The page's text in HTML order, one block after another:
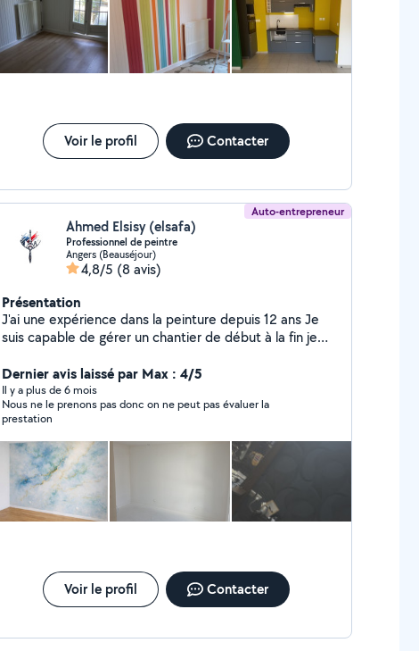
Voir le profil Contacter
Auto-entrepreneur
Ahmed Elsisy (elsafa)
Professionnel de peintre
Angers (Beauséjour)
4,8/5 (8 avis)
Présentation
J'ai une expérience dans la peinture depuis 12 ans Je
suis capable de gérer un chantier de début à la fin je
préparation des surfaces (ponçage, rebouchage,
application de sous-couche). Application soignée de
peintures, vernis et revêtements selon les normes de
qualité. Connaissance des différents types de
peintures, enduits et finitions. Mes compétences: Sens
du détail et de la précision pour garantir un travail de
qualité. Bonne organisation et respect des délais.
Capacité à travailler en équipe ou de manière
indépendante.
Dernier avis laissé par Max : 4/5
Il y a plus de 6 mois
Nous ne le prenons pas donc on ne peut pas évaluer la
prestation
Voir le profil Contacter